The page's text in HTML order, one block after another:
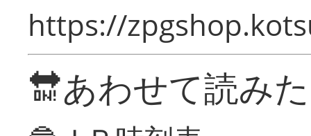
https://
🔛あわせて読み